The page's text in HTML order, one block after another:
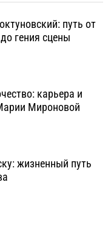
путь от
гения сцены
карьера и
Мироновой
жизненный путь